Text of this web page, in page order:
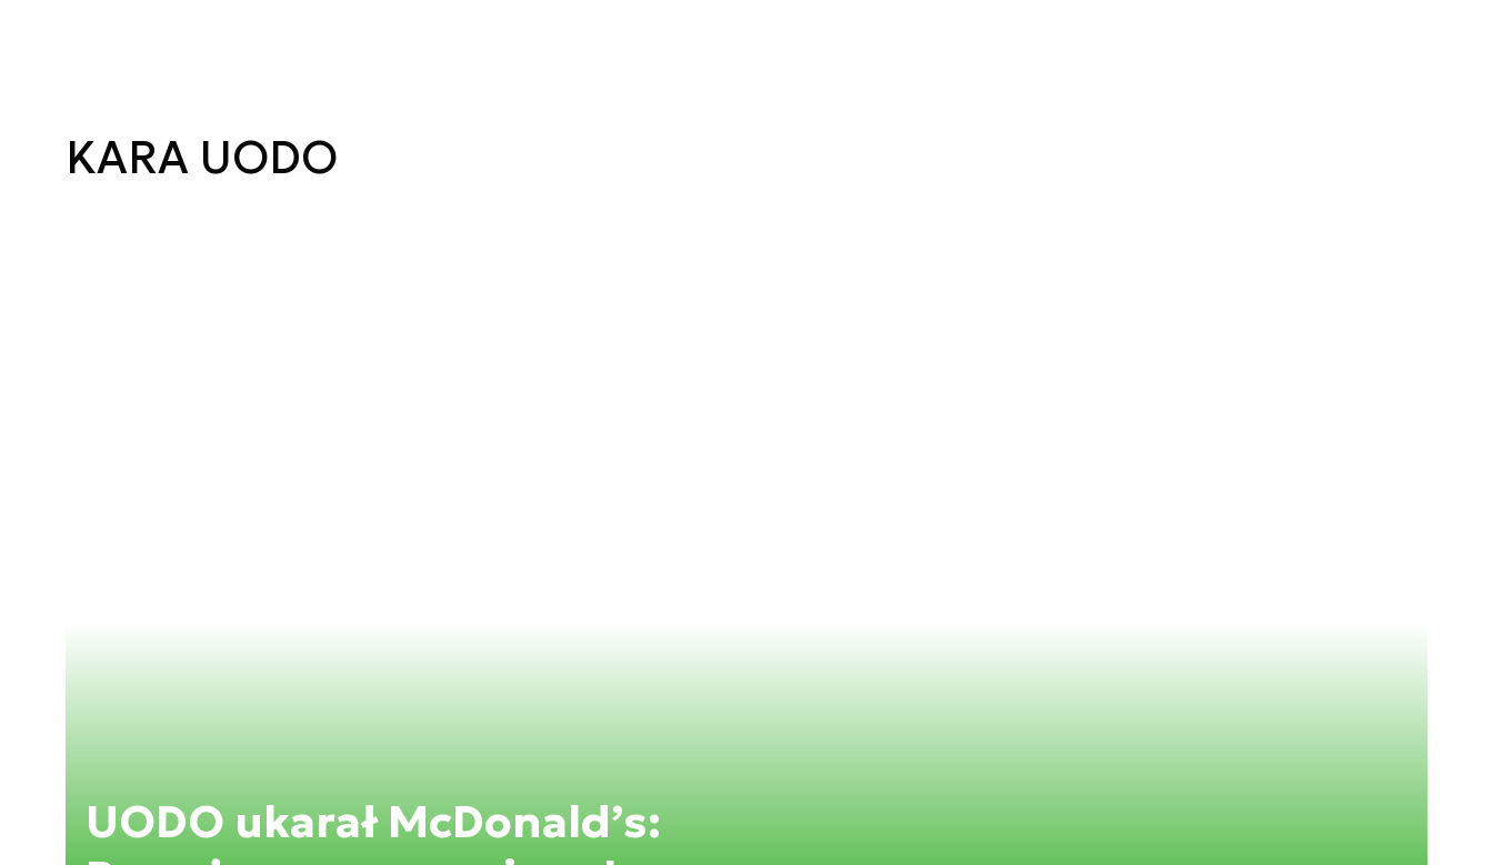
KARA UODO
UODO ukarał McDonald’s: